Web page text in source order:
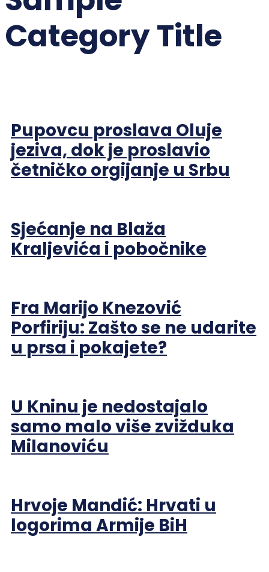
Category Title
Pupovcu proslava Oluje
jeziva, dok je proslavio
četničko orgijanje u Srbu
Sjećanje na Blaža
Kraljevića i pobočnike
Fra Marijo Knezović
Porfiriju: Zašto se ne udarite
u prsa i pokajete?
U Kninu je nedostajalo
samo malo više zvižduka
Milanoviću
Hrvoje Mandić: Hrvati u
logorima Armije BiH